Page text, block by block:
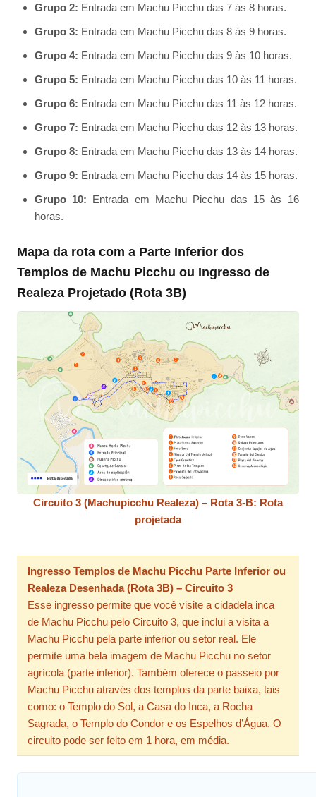
Grupo 2: Entrada em Machu Picchu das 7 às 8 horas.
Grupo 3: Entrada em Machu Picchu das 8 às 9 horas.
Grupo 4: Entrada em Machu Picchu das 9 às 10 horas.
Grupo 5: Entrada em Machu Picchu das 10 às 11 horas.
Grupo 6: Entrada em Machu Picchu das 11 às 12 horas.
Grupo 7: Entrada em Machu Picchu das 12 às 13 horas.
Grupo 8: Entrada em Machu Picchu das 13 às 14 horas.
Grupo 9: Entrada em Machu Picchu das 14 às 15 horas.
Grupo 10: Entrada em Machu Picchu das 15 às 16
horas.
Mapa da rota com a Parte Inferior dos
Templos de Machu Picchu ou Ingresso de
Realeza Projetado (Rota 3B)
Circuito 3 (Machupicchu Realeza) – Rota 3-B: Rota
projetada
Ingresso Templos de Machu Picchu Parte Inferior ou
Realeza Desenhada (Rota 3B) – Circuito 3
Esse ingresso permite que você visite a cidadela inca
de Machu Picchu pelo Circuito 3, que inclui a visita a
Machu Picchu pela parte inferior ou setor real. Ele
permite uma bela imagem de Machu Picchu no setor
agrícola (parte inferior). Também oferece o passeio por
Machu Picchu através dos templos da parte baixa, tais
como: o Templo do Sol, a Casa do Inca, a Rocha
Sagrada, o Templo do Condor e os Espelhos d’Água. O
circuito pode ser feito em 1 hora, em média.